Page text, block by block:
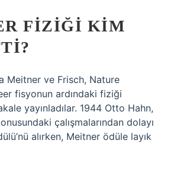
FIZIĞI KIM
Meitner ve Frisch, Nature
fisyonun ardındaki fiziği
yayınladılar. 1944 Otto Hahn,
çalışmalarından dolayı
alırken, Meitner ödüle layık